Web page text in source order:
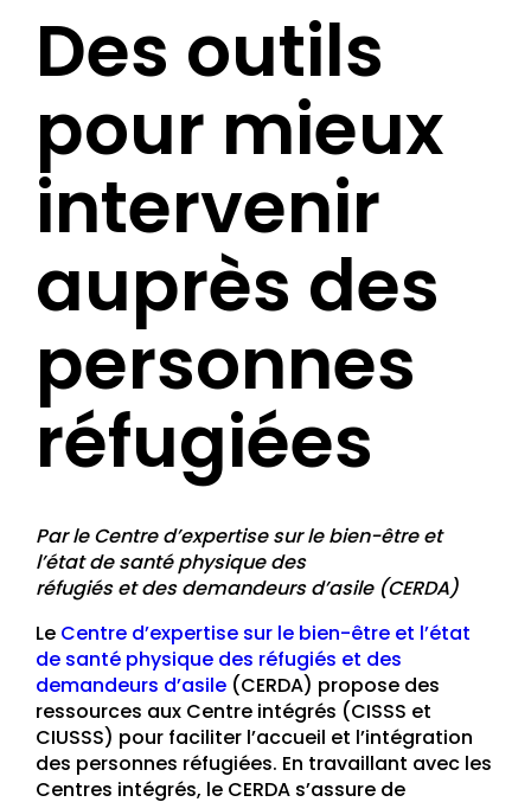
Des outils
pour mieux
intervenir
auprès des
personnes
réfugiées
Par le Centre d’expertise sur le bien-être et
l’état de santé physique des
réfugiés et des demandeurs d’asile (CERDA)
Le Centre d’expertise sur le bien-être et l’état
de santé physique des réfugiés et des
demandeurs d’asile (CERDA) propose des
ressources aux Centre intégrés (CISSS et
CIUSSS) pour faciliter l’accueil et l’intégration
des personnes réfugiées. En travaillant avec les
Centres intégrés, le CERDA s’assure de